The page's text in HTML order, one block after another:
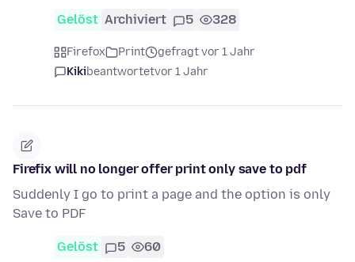
Gelöst Archiviert 5 328
Firefox Print
gefragt vor 1 Jahr
Kikibeantwortetvor 1 Jahr
Firefix will no longer offer print only save to pdf
Suddenly I go to print a page and the option is only
Save to PDF
Gelöst 5 60